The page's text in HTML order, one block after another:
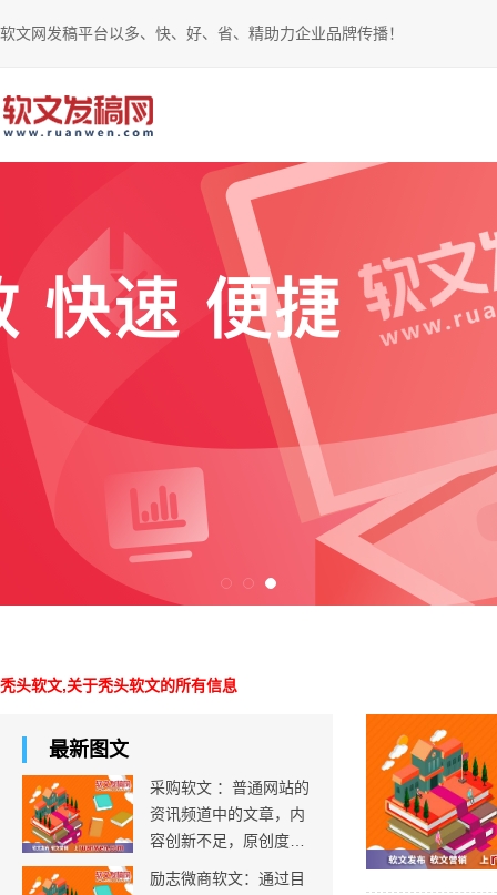
软文网发稿平台以多、快、好、省、精助力企业品牌传播！
秃头软文,关于秃头软文的所有信息
最新图文
采购软文 ：普通网站的
资讯频道中的文章，内
容创新不足，原创度不
足
励志微商软文：通过目